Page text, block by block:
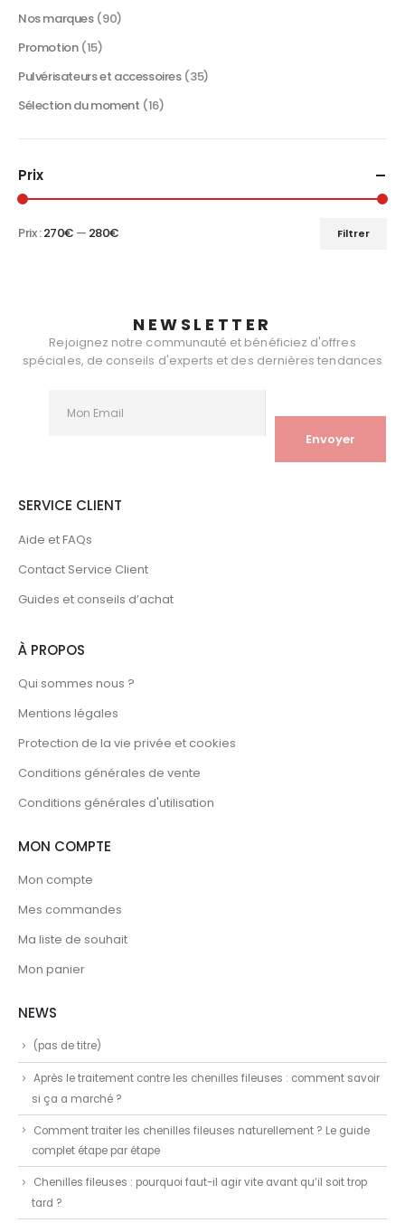
Nos marques (90)
Promotion (15)
Pulvérisateurs et accessoires (35)
Sélection du moment (16)
Prix
Filtrer
Prix :270€ — 280€
NEWSLETTER
Rejoignez notre communauté et bénéficiez d'offres
spéciales, de conseils d'experts et des dernières tendances
SERVICE CLIENT
Aide et FAQs
Contact Service Client
Guides et conseils d’achat
À PROPOS
Qui sommes nous ?
Mentions légales
Protection de la vie privée et cookies
Conditions générales de vente
Conditions générales d'utilisation
MON COMPTE
Mon compte
Mes commandes
Ma liste de souhait
Mon panier
NEWS
(pas de titre)
Après le traitement contre les chenilles fileuses : comment savoir
si ça a marché ?
Comment traiter les chenilles fileuses naturellement ? Le guide
complet étape par étape
Chenilles fileuses : pourquoi faut-il agir vite avant qu’il soit trop
tard ?